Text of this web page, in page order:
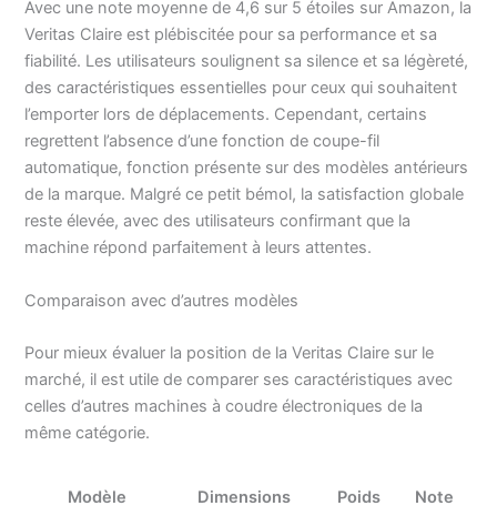
sensibles. La longueur et
la largeur du point sont
réglables en continu.
Longueur : 0,0 - 4,5 mm
- Largeur : 0,0 - 7,0 mm
Avec trous automatiques
et 6 trous de boutons -
Grâce à la boutonnière
automatique, les
réussies en un tour de
automatiques. Il suffit
boutonnière correct - La
machine s'occupe du
reste. La machine à
coudre Claire dispose de
confortable, même sans
Avec une note moyenne de 4,6 sur 5 étoiles sur Amazon, la
Veritas Claire est plébiscitée pour sa performance et sa
fiabilité. Les utilisateurs soulignent sa silence et sa légèreté,
des caractéristiques essentielles pour ceux qui souhaitent
l’emporter lors de déplacements. Cependant, certains
regrettent l’absence d’une fonction de coupe-fil
automatique, fonction présente sur des modèles antérieurs
de la marque. Malgré ce petit bémol, la satisfaction globale
reste élevée, avec des utilisateurs confirmant que la
machine répond parfaitement à leurs attentes.
Comparaison avec d’autres modèles
Pour mieux évaluer la position de la Veritas Claire sur le
marché, il est utile de comparer ses caractéristiques avec
celles d’autres machines à coudre électroniques de la
même catégorie.
Modèle Dimensions Poids Note